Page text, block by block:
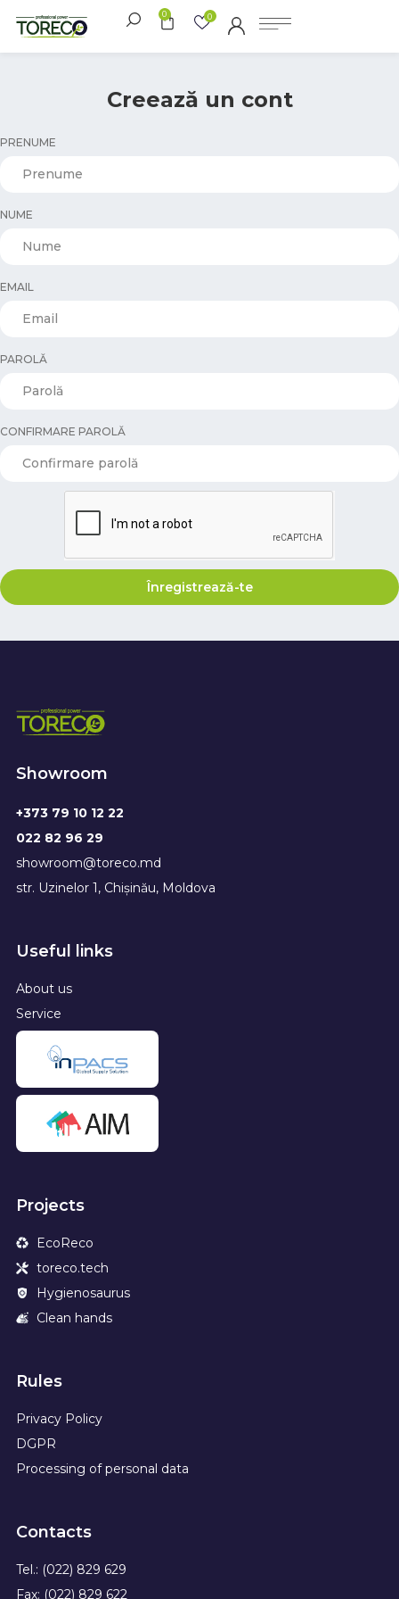
0 0
Creează un cont
PRENUME
NUME
EMAIL
PAROLĂ
CONFIRMARE PAROLĂ
Înregistrează-te
Showroom
+373 79 10 12 22
022 82 96 29
showroom@toreco.md
str. Uzinelor 1, Chișinău, Moldova
Useful links
About us
Service
Projects
EcoReco
toreco.tech
Hygienosaurus
Clean hands
Rules
Privacy Policy
DGPR
Processing of personal data
Contacts
Tel.: (022) 829 629
Fax: (022) 829 622